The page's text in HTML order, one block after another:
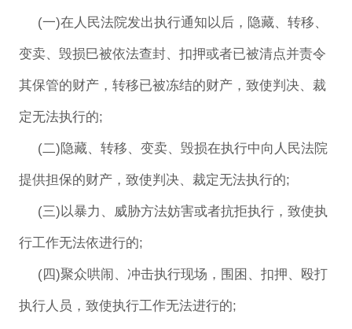
(一)在人民法院发出执行通知以后，隐藏、转移、
变卖、毁损巳被依法查封、扣押或者已被清点并责令
其保管的财产，转移已被冻结的财产，致使判决、裁
定无法执行的;
(二)隐藏、转移、变卖、毁损在执行中向人民法院
提供担保的财产，致使判决、裁定无法执行的;
(三)以暴力、威胁方法妨害或者抗拒执行，致使执
行工作无法依进行的;
(四)聚众哄闹、冲击执行现场，围困、扣押、殴打
执行人员，致使执行工作无法进行的;